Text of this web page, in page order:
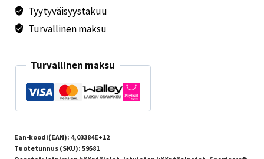
Tyytyväisyystakuu
Turvallinen maksu
Turvallinen maksu
Ean-koodi(EAN): 4,03384E+12
Tuotetunnus (SKU): 59581